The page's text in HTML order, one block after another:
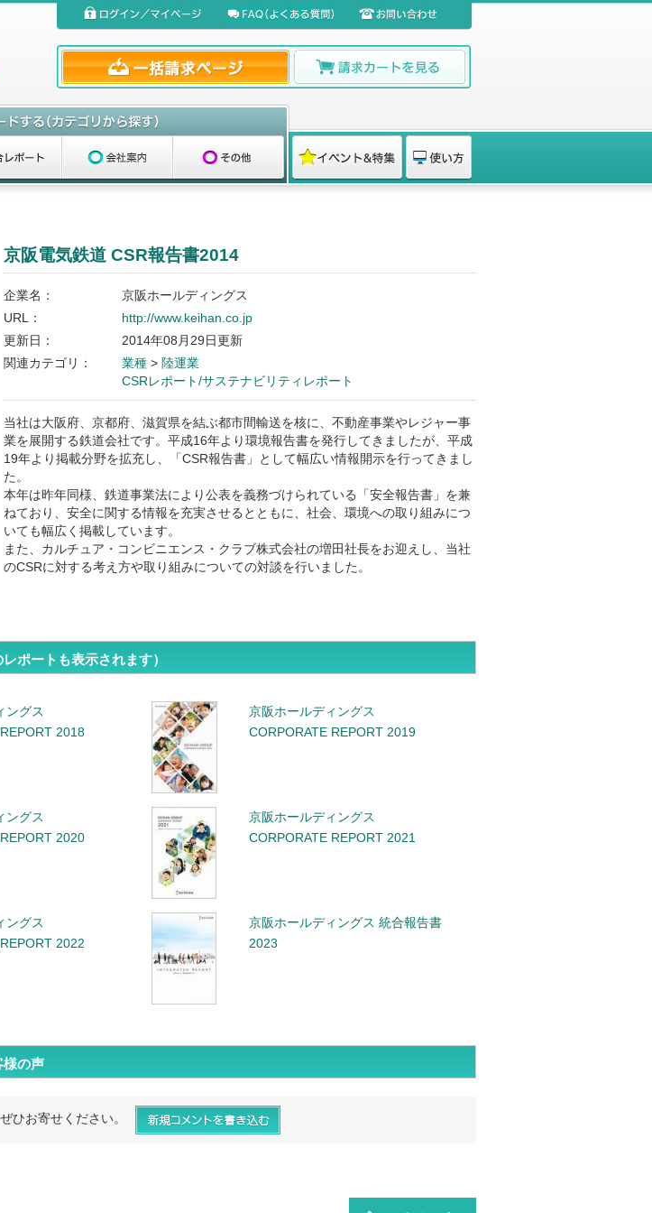
京阪電気鉄道 CSR報告書2014
企業名：
京阪ホールディングス
URL：
http://www.keihan.co.jp
更新日：
2014年08月29日更新
関連カテゴリ：
業種> 陸運業
CSRレポート/サステナビリティレポート
当社は大阪府、京都府、滋賀県を結ぶ都市間輸送を核に、不動産事業やレジャー事
業を展開する鉄道会社です。平成16年より環境報告書を発行してきましたが、平成
19年より掲載分野を拡充し、「CSR報告書」として幅広い情報開示を行ってきまし
た。
本年は昨年同様、鉄道事業法により公表を義務づけられている「安全報告書」を兼
ねており、安全に関する情報を充実させるとともに、社会、環境への取り組みにつ
いても幅広く掲載しています。
また、カルチュア・コンビニエンス・クラブ株式会社の増田社長をお迎えし、当社
のCSRに対する考え方や取り組みについての対談を行いました。
ポートも表示されます）
ングス
2018
京阪ホールディングス
CORPORATE REPORT 2019
ングス
2020
京阪ホールディングス
CORPORATE REPORT 2021
ングス
2022
京阪ホールディングス 統合報告書
2023
様の声
ひお寄せください。